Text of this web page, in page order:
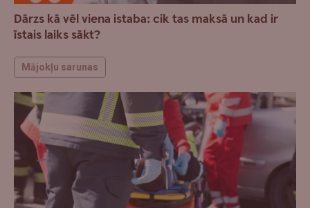
Dārzs kā vēl viena istaba: cik tas maksā un kad ir
īstais laiks sākt?
Mājokļu sarunas